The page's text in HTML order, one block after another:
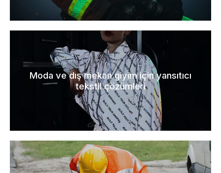
Moda ve dış mekan giyim için yansıtıcı
tekstil çözümleri